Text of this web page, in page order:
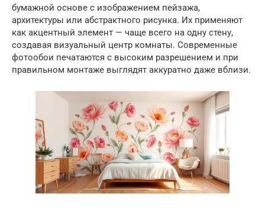
бумажной основе с изображением пейзажа,
архитектуры или абстрактного рисунка. Их применяют
как акцентный элемент — чаще всего на одну стену,
создавая визуальный центр комнаты. Современные
фотообои печатаются с высоким разрешением и при
правильном монтаже выглядят аккуратно даже вблизи.